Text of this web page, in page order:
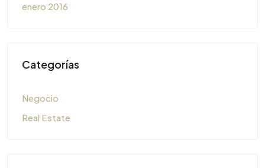
enero 2016
Categorías
Negocio
Real Estate